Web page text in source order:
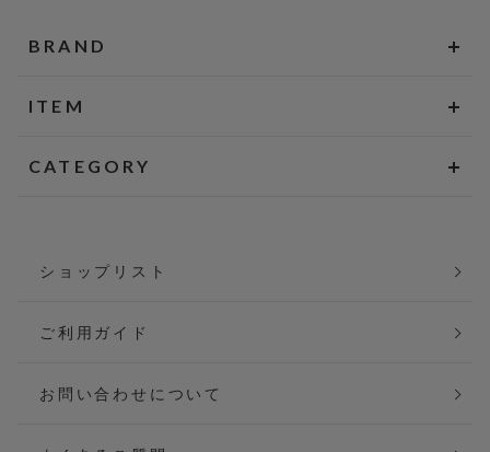
BRAND
ITEM
CATEGORY
ショップリスト
ご利用ガイド
お問い合わせについて